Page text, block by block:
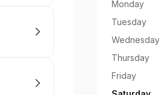
Monday
Tuesday
Wednesday
Thursday
Friday